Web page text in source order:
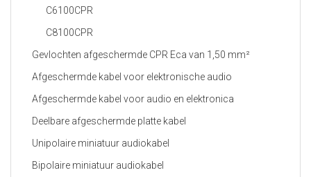
C6100CPR
C8100CPR
Gevlochten afgeschermde CPR Eca van 1,50 mm²
Afgeschermde kabel voor elektronische audio
Afgeschermde kabel voor audio en elektronica
Deelbare afgeschermde platte kabel
Unipolaire miniatuur audiokabel
Bipolaire miniatuur audiokabel